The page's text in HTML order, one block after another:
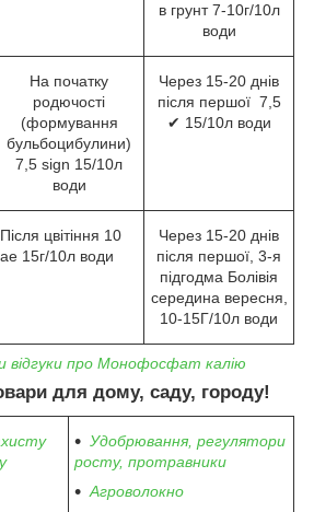
в грунт 7-10г/10л
води
На початку
родючості
(формування
бульбоцибулини)
7,5 sign 15/10л
води
Через 15-20 днів
після першої 7,5
✔ 15/10л води
Після цвітіння 10
ae 15г/10л води
Через 15-20 днів
після першої, 3-я
підгодма Болівія
середина вересня,
10-15Г/10л води
про Монофосфат калію
для дому, саду, городу!
Удобрювання, регулятори
росту, протравники
Агроволокно